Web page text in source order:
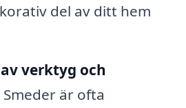
del av ditt hem
verktyg och
Smeder är ofta